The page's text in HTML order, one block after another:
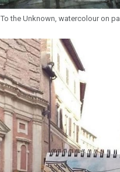
To the Unknown, watercolour on